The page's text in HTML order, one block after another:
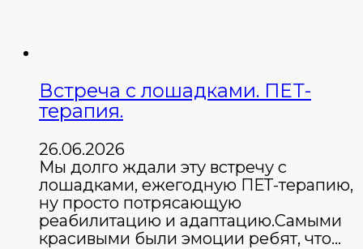
Встреча с лошадками. ПЕТ-
терапия.
26.06.2026
Мы долго ждали эту встречу с
лошадками, ежегодную ПЕТ-терапию,
ну просто потрясающую
реабилитацию и адаптацию.Самыми
красивыми были эмоции ребят, что…